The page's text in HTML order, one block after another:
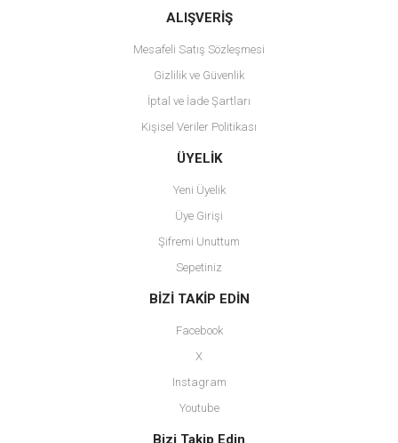
Bu ürüne benzer farklı alternatifler olmalı.
Gönder
ALIŞVERİŞ
Mesafeli Satış Sözleşmesi
Gizlilik ve Güvenlik
İptal ve İade Şartları
Kişisel Veriler Politikası
ÜYELİK
Yeni Üyelik
Üye Girişi
Şifremi Unuttum
Sepetiniz
BİZİ TAKİP EDİN
Facebook
X
Instagram
Youtube
Bizi Takip Edin